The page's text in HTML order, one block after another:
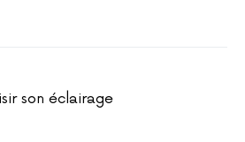
son éclairage